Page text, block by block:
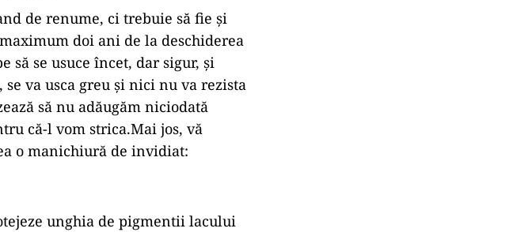
de renume, ci trebuie să fie și
doi ani de la deschiderea
să se usuce încet, dar sigur, și
va usca greu și nici nu va rezista
să nu adăugăm niciodată
că-l vom strica.Mai jos, vă
o manichiură de invidiat:
unghia de pigmentii lacului